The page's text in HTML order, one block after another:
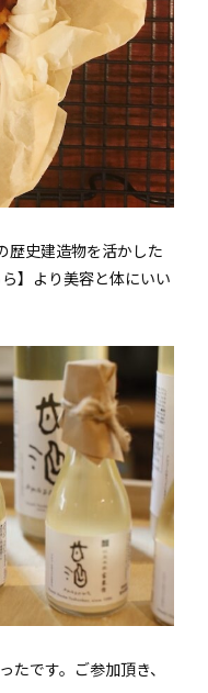
歴史建造物を活かした
】より美容と体にいい
です。ご参加頂き、